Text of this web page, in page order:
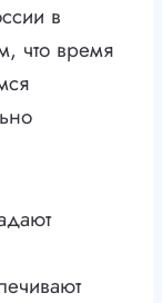
в
что время